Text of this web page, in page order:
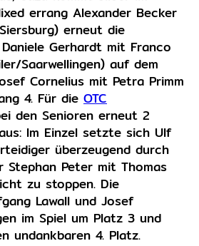
errang Alexander Becker
erneut die
Gerhardt mit Franco
Saarwellingen) auf dem
Cornelius mit Petra Primm
4. Für die OTC
den Senioren erneut 2
Im Einzel setzte sich Ulf
überzeugend durch
Stephan Peter mit Thomas
zu stoppen. Die
Lawall und Josef
im Spiel um Platz 3 und
undankbaren 4. Platz.